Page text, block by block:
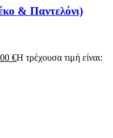
& Παντελόνι)
€Η τρέχουσα τιμή είναι: